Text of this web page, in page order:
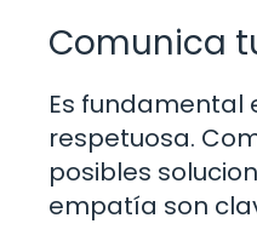
Comunica
Es fundamental
respetuosa.
posibles
empatía son